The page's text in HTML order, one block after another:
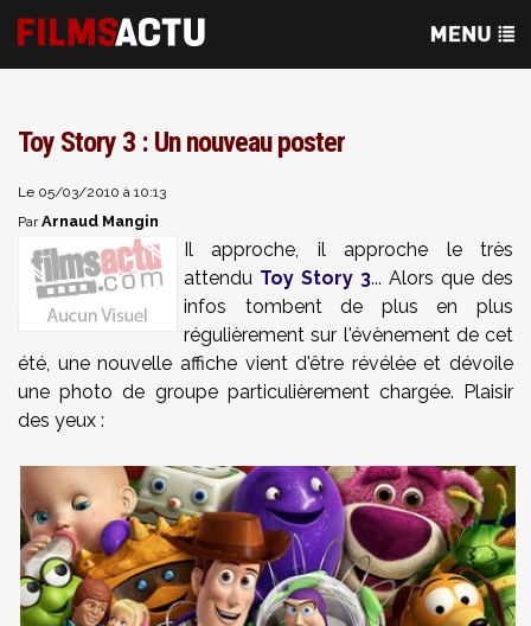
Toy Story 3 : Un nouveau poster
Le 05/03/2010 à 10:13
ParArnaud Mangin
Il approche, il approche le très
attendu Toy Story 3... Alors que des
infos tombent de plus en plus
régulièrement sur l'évènement de cet
été, une nouvelle affiche vient d'être révélée et dévoile
une photo de groupe particulièrement chargée. Plaisir
des yeux :